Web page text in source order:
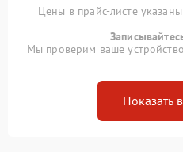
Цены в прайс-листе
Мы проверим ваше
Показать